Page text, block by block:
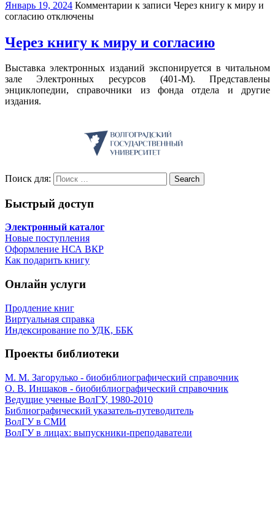
Январь 19, 2024 Комментарии к записи Через книгу к миру и
согласию отключены
Через книгу к миру и согласию
Выставка электронных изданий экспонируется в читальном
зале Электронных ресурсов (401-М). Представлены
энциклопедии, справочники из фонда отдела и другие
издания.
Поиск для: Search
Быстрый доступ
Электронный каталог
Новые поступления
Оформление НСА ВКР
Как подарить книгу
Онлайн услуги
Продление книг
Виртуальная справка
Индексирование по УДК, ББК
Проекты библиотеки
М. М. Загорулько - биобиблиографический справочник
О. В. Иншаков - биобиблиографический справочник
Ведущие ученые ВолГУ, 1980-2010
Библиографический указатель-путеводитель
ВолГУ в СМИ
ВолГУ в лицах: выпускники-преподаватели